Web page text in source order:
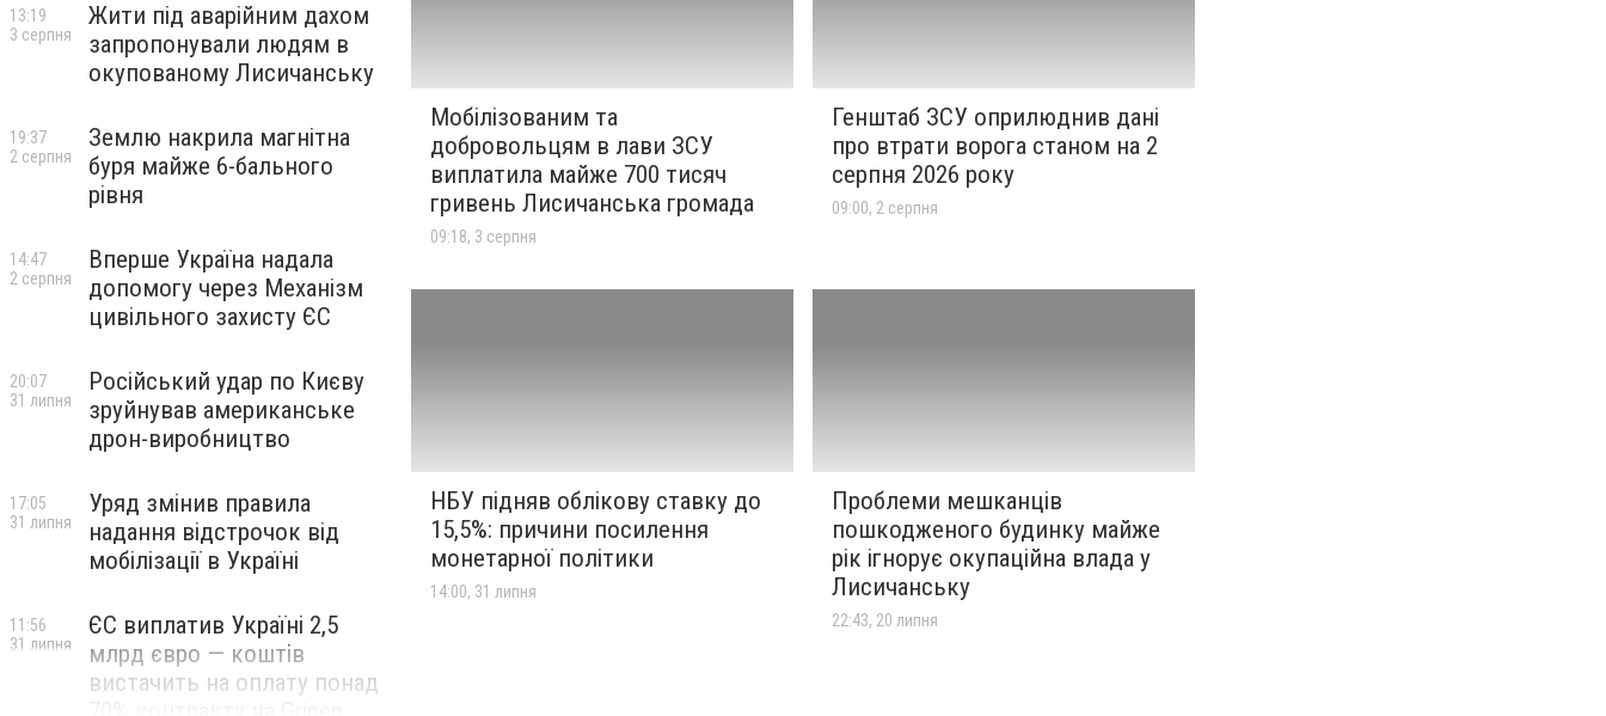
Жити під аварійним дахом
запропонували людям в
окупованому Лисичанську
13:19
3 серпня
Землю накрила магнітна
буря майже 6-бального
рівня
19:37
2 серпня
Вперше Україна надала
допомогу через Механізм
цивільного захисту ЄС
14:47
2 серпня
Російський удар по Києву
зруйнував американське
дрон-виробництво
20:07
31 липня
Уряд змінив правила
надання відстрочок від
мобілізації в Україні
17:05
31 липня
ЄС виплатив Україні 2,5
млрд євро — коштів
вистачить на оплату понад
11:56
31 липня
Мобілізованим та
добровольцям в лави ЗСУ
виплатила майже 700 тисяч
гривень Лисичанська громада
09:18, 3 серпня
Генштаб ЗСУ оприлюднив дані
про втрати ворога станом на 2
серпня 2026 року
09:00, 2 серпня
НБУ підняв облікову ставку до
15,5%: причини посилення
монетарної політики
14:00, 31 липня
Проблеми мешканців
пошкодженого будинку майже
рік ігнорує окупаційна влада у
Лисичанську
22:43, 20 липня